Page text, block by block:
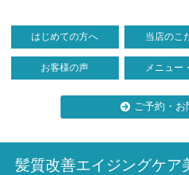
はじめての方へ 当店のこ
お客様の声 メニュー
ご予約・お
髪質改善エイジングケア